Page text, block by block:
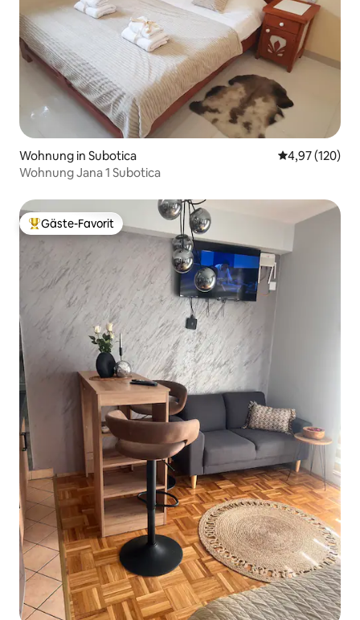
Wohnung in Subotica
4,97 (120)
Wohnung Jana 1 Subotica
Beliebter Gäste-Favorit.
Gäste-Favorit